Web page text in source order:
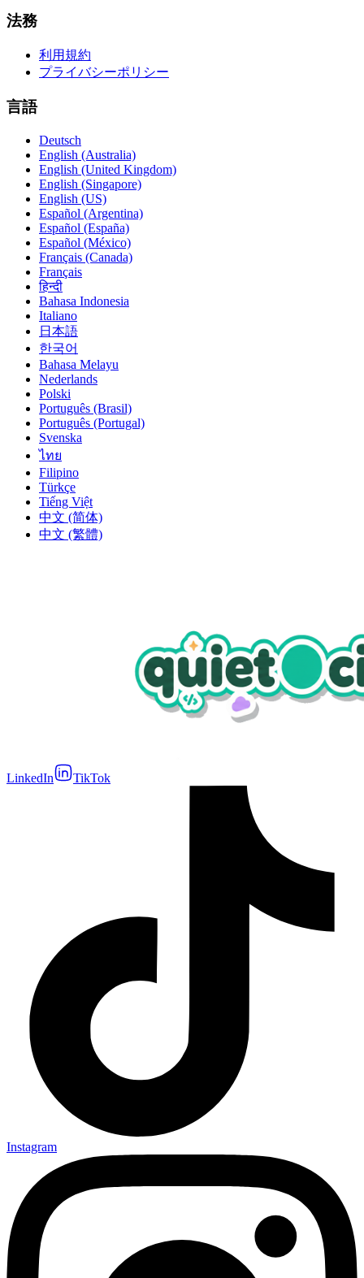
法務
利用規約
プライバシーポリシー
言語
Deutsch
English (Australia)
English (United Kingdom)
English (Singapore)
English (US)
Español (Argentina)
Español (España)
Español (México)
Français (Canada)
Français
हिन्दी
Bahasa Indonesia
Italiano
日本語
한국어
Bahasa Melayu
Nederlands
Polski
Português (Brasil)
Português (Portugal)
Svenska
ไทย
Filipino
Türkçe
Tiếng Việt
中文 (简体)
中文 (繁體)
LinkedIn TikTok
Instagram